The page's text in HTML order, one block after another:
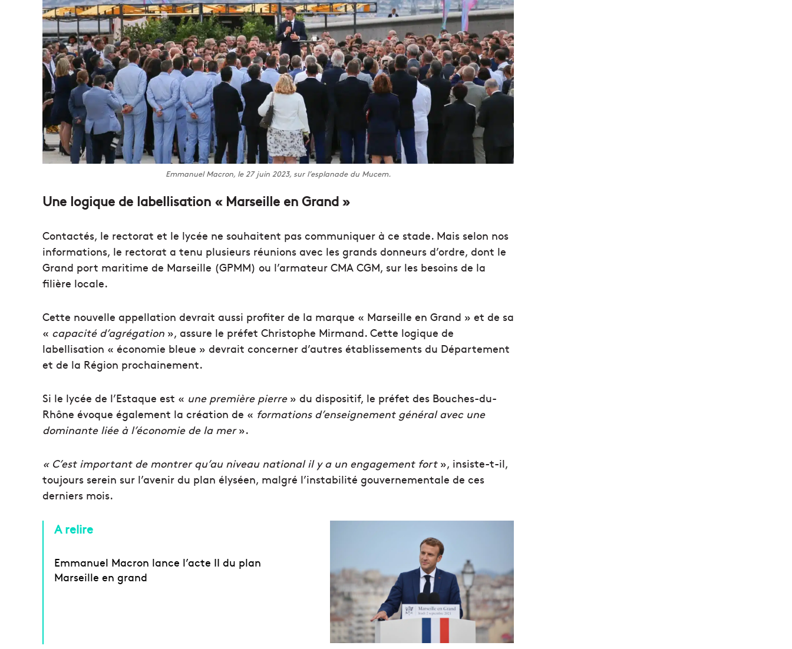
Emmanuel Macron, le 27 juin 2023, sur l’esplanade du Mucem.
Une logique de labellisation « Marseille en Grand »
Contactés, le rectorat et le lycée ne souhaitent pas communiquer à ce stade. Mais selon nos
informations, le rectorat a tenu plusieurs réunions avec les grands donneurs d’ordre, dont le
Grand port maritime de Marseille (GPMM) ou l’armateur CMA CGM, sur les besoins de la
filière locale.
Cette nouvelle appellation devrait aussi profiter de la marque « Marseille en Grand » et de sa
« capacité d’agrégation », assure le préfet Christophe Mirmand. Cette logique de
labellisation « économie bleue » devrait concerner d’autres établissements du Département
et de la Région prochainement.
Si le lycée de l’Estaque est « une première pierre » du dispositif, le préfet des Bouches-du-
Rhône évoque également la création de « formations d’enseignement général avec une
dominante liée à l’économie de la mer».
« C’est important de montrer qu’au niveau national il y a un engagement fort», insiste-t-il,
toujours serein sur l’avenir du plan élyséen, malgré l’instabilité gouvernementale de ces
derniers mois.
A relire
Emmanuel Macron lance l’acte II du plan
Marseille en grand